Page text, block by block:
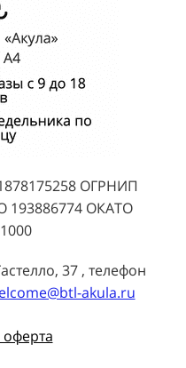
ОГРНИП
193886774 ОКАТО
37 , телефон
akula.ru